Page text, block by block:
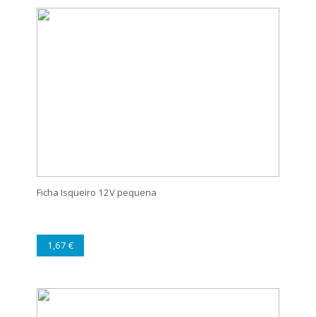
Ficha Isqueiro 12V pequena
1,67 €